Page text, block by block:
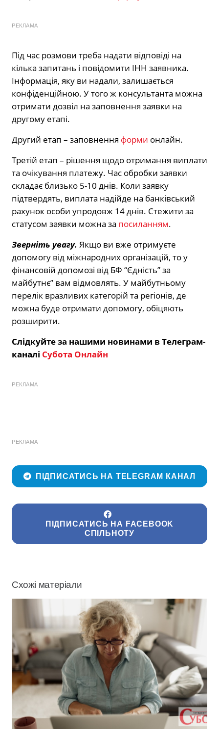
РЕКЛАМА
Під час розмови треба надати відповіді на
кілька запитань і повідомити ІНН заявника.
Інформація, яку ви надали, залишається
конфіденційною. У того ж консультанта можна
отримати дозвіл на заповнення заявки на
другому етапі.
Другий етап – заповнення форми онлайн.
Третій етап – рішення щодо отримання виплати
та очікування платежу. Час обробки заявки
складає близько 5-10 днів. Коли заявку
підтвердять, виплата надійде на банківський
рахунок особи упродовж 14 днів. Стежити за
статусом заявки можна за посиланням.
Зверніть увагу. Якщо ви вже отримуєте
допомогу від міжнародних організацій, то у
фінансовій допомозі від БФ “Єдність” за
майбутнє” вам відмовлять. У майбутньому
перелік вразливих категорій та регіонів, де
можна буде отримати допомогу, обіцяють
розширити.
Слідкуйте за нашими новинами в Телеграм-
каналі Субота Онлайн
РЕКЛАМА
РЕКЛАМА
ПІДПИСАТИСЬ НА TELEGRAM КАНАЛ
ПІДПИСАТИСЬ НА FACEBOOK
СПІЛЬНОТУ
Схожі матеріали